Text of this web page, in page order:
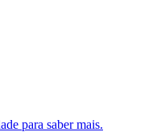
para saber mais.